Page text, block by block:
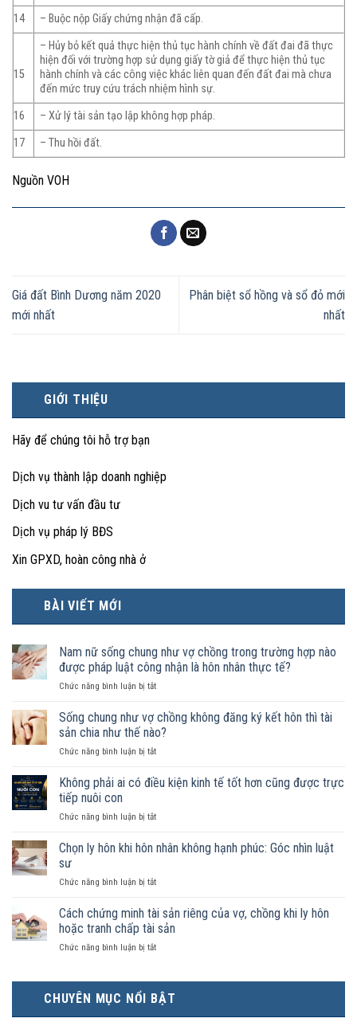
GIỚI THIỆU
Hãy để chúng tôi hỗ trợ bạn
Dịch vụ thành lập doanh nghiệp
Dịch vu tư vấn đầu tư
Dịch vụ pháp lý BĐS
Xin GPXD, hoàn công nhà ở
BÀI VIẾT MỚI
Nam nữ sống chung như vợ chồng trong trường hợp nào
được pháp luật công nhận là hôn nhân thực tế?
Chức năng bình luận bị tắtở
nữ
sống
chung
như
chồng
hợp
được
công
là
hôn
Sống chung như vợ chồng không đăng ký kết hôn thì tài
sản chia như thế nào?
Chức năng bình luận bị tắtở
chung
chồng
đăng
hôn
tài
sản
như
nào?
Không phải ai có điều kiện kinh tế tốt hơn cũng được trực
tiếp nuôi con
Chức năng bình luận bị tắtở
phải
điều
kinh
tế
hơn
trực
tiếp
nuôi
Chọn ly hôn khi hôn nhân không hạnh phúc: Góc nhìn luật
sư
Chức năng bình luận bị tắtở
ly
hôn
khi
hôn
hạnh
phúc:
Góc
Cách chứng minh tài sản riêng của vợ, chồng khi ly hôn
hoặc tranh chấp tài sản
Chức năng bình luận bị tắtở
tài
sản
CHUYÊN MỤC NỔI BẬT
14 – Buộc nộp Giấy chứng nhận đã cấp.
15
– Hủy bỏ kết quả thực hiện thủ tục hành chính về đất đai đã thực
hiện đối với trường hợp sử dụng giấy tờ giả để thực hiện thủ tục
hành chính và các công việc khác liên quan đến đất đai mà chưa
đến mức truy cứu trách nhiệm hình sự.
16
– Xử lý tài sản tạo lập không hợp pháp.
17
– Thu hồi đất.
Nguồn VOH
Giá đất Bình Dương năm 2020
mới nhất
Phân biệt sổ hồng và sổ đỏ mới
nhất